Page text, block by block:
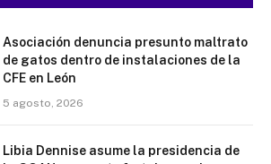
Asociación denuncia presunto maltrato
de gatos dentro de instalaciones de la
CFE en León
5 agosto, 2026
Libia Dennise asume la presidencia de